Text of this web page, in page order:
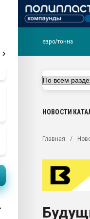
ближайшее
Подмосковье, Москва
первый план в
28.07.2026
ситуацией на
Всё, что касается
Материал поверхности
Продам отходы
евро/тонна
НОВОСТИ
Главная